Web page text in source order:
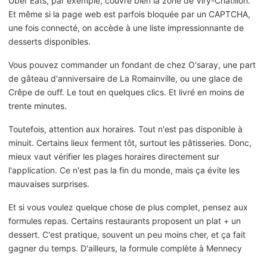
Et même si la page web est parfois bloquée par un CAPTCHA,
une fois connecté, on accède à une liste impressionnante de
desserts disponibles.
Vous pouvez commander un fondant de chez O'saray, une part
de gâteau d'anniversaire de La Romainville, ou une glace de
Crêpe de ouff. Le tout en quelques clics. Et livré en moins de
trente minutes.
Toutefois, attention aux horaires. Tout n'est pas disponible à
minuit. Certains lieux ferment tôt, surtout les pâtisseries. Donc,
mieux vaut vérifier les plages horaires directement sur
l'application. Ce n'est pas la fin du monde, mais ça évite les
mauvaises surprises.
Et si vous voulez quelque chose de plus complet, pensez aux
formules repas. Certains restaurants proposent un plat + un
dessert. C'est pratique, souvent un peu moins cher, et ça fait
gagner du temps. D'ailleurs, la formule complète à Mennecy